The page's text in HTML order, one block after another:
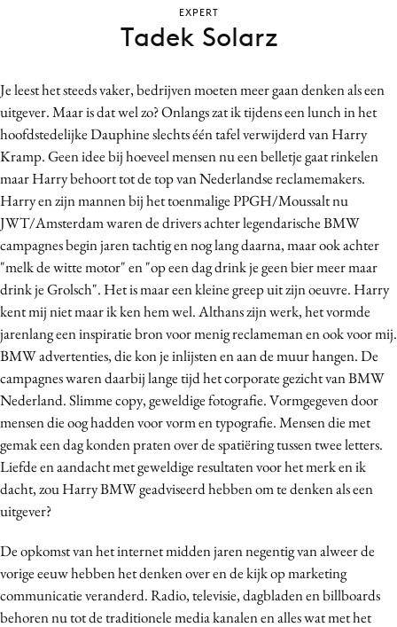
Contentmarketing
Craft
Customer Experience
Data & Insights
Design
Digital transformation
Diversiteit
Effectiviteit
Gedragsverandering
Influencer marketing
Interne communicatie
Martech
Media
Merkstrategie
PR
Programmatic
Purpose Marketing
Reputatie & crisis
Je leest het steeds vaker, bedrijven moeten meer gaan denken als een
uitgever. Maar is dat wel zo? Onlangs zat ik tijdens een lunch in het
hoofdstedelijke Dauphine slechts één tafel verwijderd van Harry
Kramp. Geen idee bij hoeveel mensen nu een belletje gaat rinkelen
maar Harry behoort tot de top van Nederlandse reclamemakers.
Harry en zijn mannen bij het toenmalige PPGH/Moussalt nu
JWT/Amsterdam waren de drivers achter legendarische BMW
campagnes begin jaren tachtig en nog lang daarna, maar ook achter
"melk de witte motor" en "op een dag drink je geen bier meer maar
drink je Grolsch". Het is maar een kleine greep uit zijn oeuvre. Harry
kent mij niet maar ik ken hem wel. Althans zijn werk, het vormde
jarenlang een inspiratie bron voor menig reclameman en ook voor mij.
BMW advertenties, die kon je inlijsten en aan de muur hangen. De
campagnes waren daarbij lange tijd het corporate gezicht van BMW
Nederland. Slimme copy, geweldige fotografie. Vormgegeven door
mensen die oog hadden voor vorm en typografie. Mensen die met
gemak een dag konden praten over de spatiëring tussen twee letters.
Liefde en aandacht met geweldige resultaten voor het merk en ik
dacht, zou Harry BMW geadviseerd hebben om te denken als een
uitgever?
De opkomst van het internet midden jaren negentig van alweer de
vorige eeuw hebben het denken over en de kijk op marketing
communicatie veranderd. Radio, televisie, dagbladen en billboards
behoren nu tot de traditionele media kanalen en alles wat met het
EXPERT
Tadek Solarz